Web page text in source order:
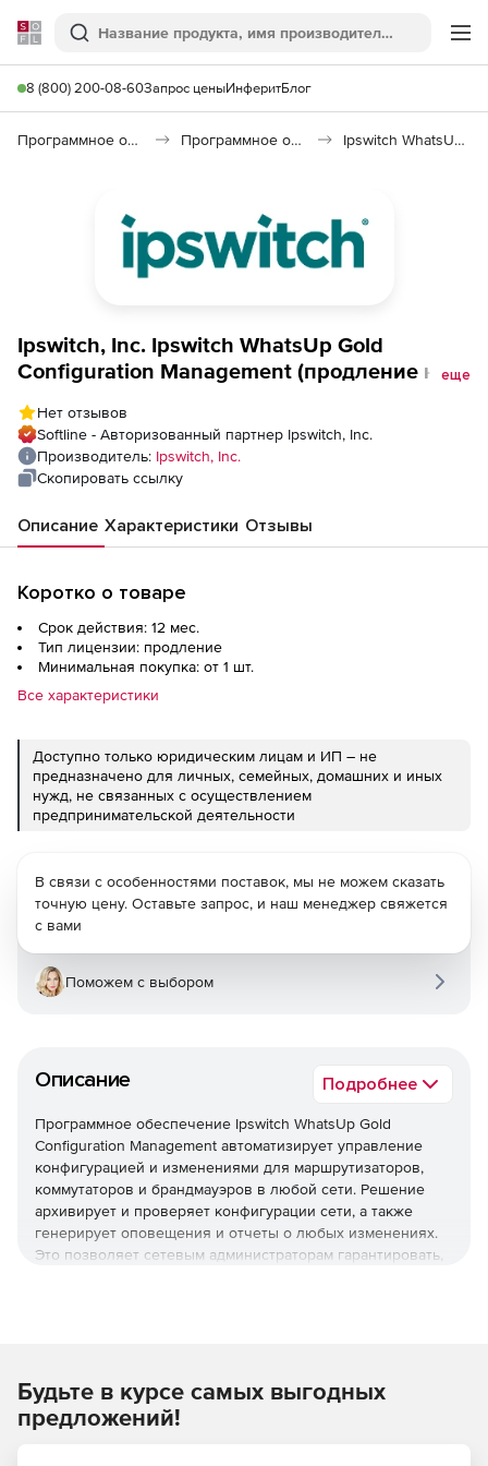
Softline
Поиск
8 (800) 200-08-60Запрос ценыИнферитБлог
Программное обеспечение для работы с файлами и дисками Программное обеспечение для резервного копирования Ipswitch WhatsUp Gold Configuration Management
Ipswitch, Inc. Ipswitch WhatsUp Gold
Configuration Management (продление на 1
еще
Нет отзывов
Softline - Авторизованный партнер Ipswitch, Inc.
Производитель: Ipswitch, Inc.
Скопировать ссылку
Описание Характеристики Отзывы
Коротко о товаре
Срок действия: 12 мес.
Тип лицензии: продление
Минимальная покупка: от 1 шт.
Все характеристики
Доступно только юридическим лицам и ИП – не
предназначено для личных, семейных, домашних и иных
нужд, не связанных с осуществлением
предпринимательской деятельности
Описание Подробнее
Программное обеспечение Ipswitch WhatsUp Gold
Configuration Management автоматизирует управление
конфигурацией и изменениями для маршрутизаторов,
коммутаторов и брандмауэров в любой сети. Решение
архивирует и проверяет конфигурации сети, а также
генерирует оповещения и отчеты о любых изменениях.
Это позволяет сетевым администраторам гарантировать,
Архивация и восстановление конфигурации сети
В связи с особенностями поставок, мы не можем сказать
точную цену. Оставьте запрос, и наш менеджер свяжется
с вами
Поможем с выбором
Будьте в курсе самых выгодных
предложений!